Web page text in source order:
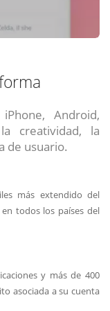
Android,
creatividad, la
de usuario.
más extendido del
todos los países del
y más de 400
asociada a su cuenta